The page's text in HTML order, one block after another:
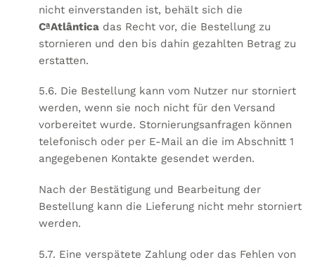
nicht einverstanden ist, behält sich die
CªAtlântica das Recht vor, die Bestellung zu
stornieren und den bis dahin gezahlten Betrag zu
erstatten.
5.6. Die Bestellung kann vom Nutzer nur storniert
werden, wenn sie noch nicht für den Versand
vorbereitet wurde. Stornierungsanfragen können
telefonisch oder per E-Mail an die im Abschnitt 1
angegebenen Kontakte gesendet werden.
Nach der Bestätigung und Bearbeitung der
Bestellung kann die Lieferung nicht mehr storniert
werden.
5.7. Eine verspätete Zahlung oder das Fehlen von